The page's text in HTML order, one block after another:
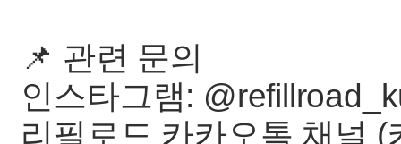
📌 관련 문의
인스타그램:
리필로드 카카오톡 채널